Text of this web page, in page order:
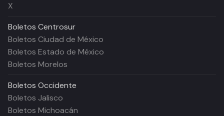
X
Boletos Centrosur
Boletos Ciudad de México
Boletos Estado de México
Boletos Morelos
Boletos Occidente
Boletos Jalisco
Boletos Michoacán